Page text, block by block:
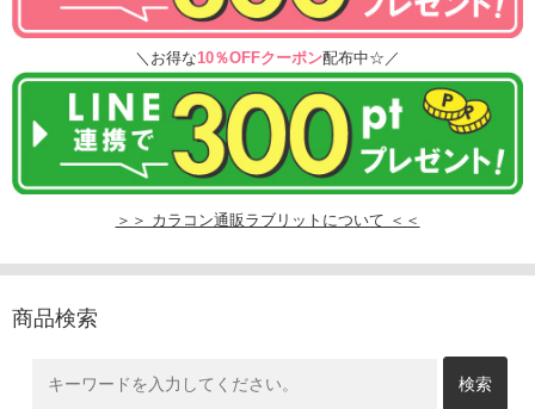
＼お得な10％OFFクーポン配布中☆／
＞＞ カラコン通販ラブリットについて ＜＜
商品検索